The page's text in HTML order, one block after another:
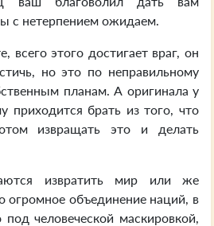
с нетерпением ожидаем.
всего этого достигает враг, он
но это по неправильному
планам. А оригинала у
приходится брать из того, что
извращать это и делать
извратить мир или же
огромное объединение наций, в
человеческой маскировкой,